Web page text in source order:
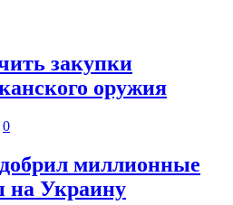
закупки
оружия
0
миллионные
на Украину